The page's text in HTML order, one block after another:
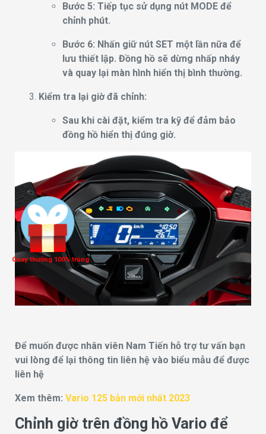
Bước 5: Tiếp tục sử dụng nút MODE để
chỉnh phút.
Bước 6: Nhấn giữ nút SET một lần nữa để
lưu thiết lập. Đồng hồ sẽ dừng nhấp nháy
và quay lại màn hình hiển thị bình thường.
Kiểm tra lại giờ đã chỉnh:
Sau khi cài đặt, kiểm tra kỹ để đảm bảo
đồng hồ hiển thị đúng giờ.
Để muốn được nhân viên Nam Tiến hỗ trợ tư vấn bạn
vui lòng để lại thông tin liên hệ vào biểu mẫu để được
liên hệ
Xem thêm: Vario 125 bản mới nhất 2023
Chỉnh giờ trên đồng hồ Vario để
Quay thưởng 100% trúng